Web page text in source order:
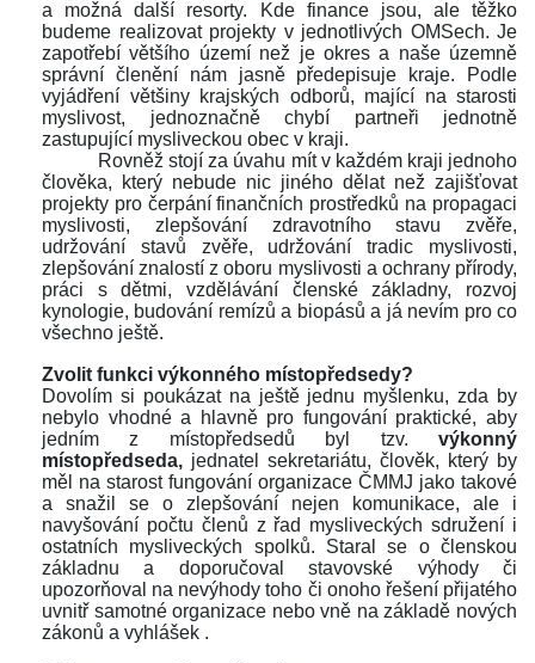
a možná další resorty. Kde finance jsou, ale těžko
budeme realizovat projekty v jednotlivých OMSech. Je
zapotřebí většího území než je okres a naše územně
právní členění nám jasně předepisuje kraje. Podle
vyjádření většiny krajských odborů, mající na starosti
myslivost, jednoznačně chybí partneři jednotně
zastupující mysliveckou obec v kraji.
Rovněž stojí za úvahu mít v každém kraji jednoho
člověka, který nebude nic jiného dělat než zajišťovat
projekty pro čerpání finančních prostředků na propagaci
myslivosti, zlepšování zdravotního stavu zvěře,
udržování stavů zvěře, udržování tradic myslivosti,
zlepšování znalostí z oboru myslivosti a ochrany přírody,
práci s dětmi, vzdělávání členské základny, rozvoj
kynologie, budování remízů a biopásů a já nevím pro co
všechno ještě.
Zvolit funkci výkonného místopředsedy?
Dovolím si poukázat na ještě jednu myšlenku, zda by
nebylo vhodné a hlavně pro fungování praktické, aby
jedním z místopředsedů byl tzv. výkonný
místopředseda, jednatel sekretariátu, člověk, který by
měl na starost fungování organizace ČMMJ jako takové
a snažil se o zlepšování nejen komunikace, ale i
navyšování počtu členů z řad mysliveckých sdružení i
ostatních mysliveckých spolků. Staral se o členskou
základnu a doporučoval stavovské výhody či
upozorňoval na nevýhody toho či onoho řešení přijatého
uvnitř samotné organizace nebo vně na základě nových
zákonů a vyhlášek .